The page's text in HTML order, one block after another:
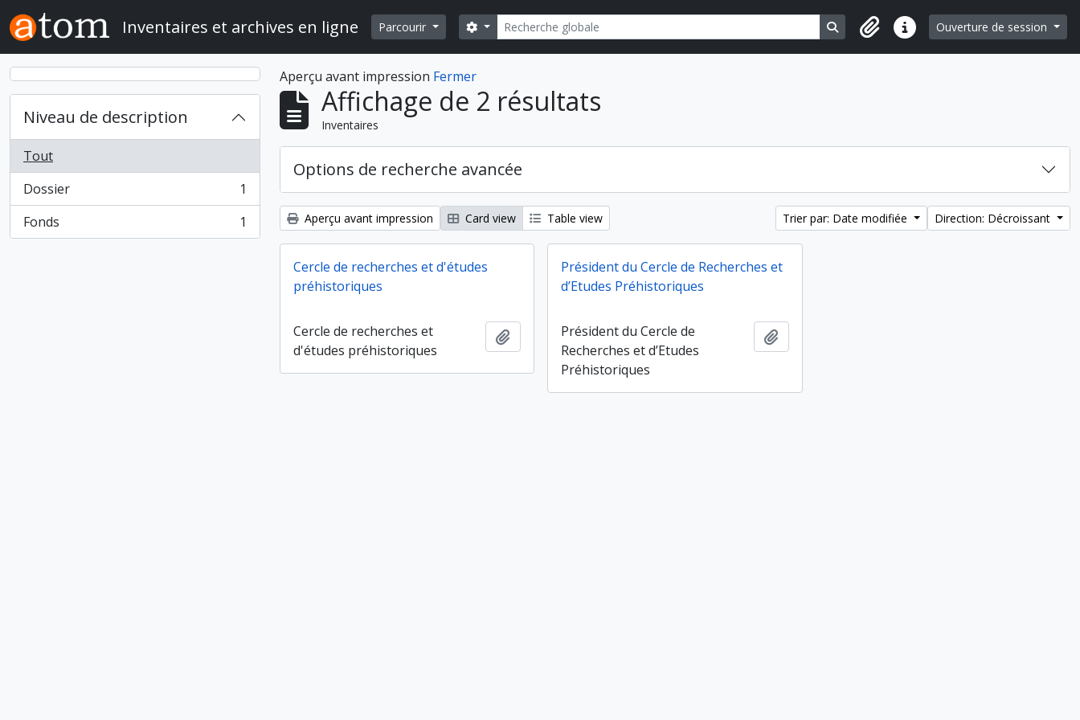
Skip to main content
Inventaires et archives en ligne Parcourir Rechercher
Search options Search in browse page
Liens rapidesOuverture de session
Niveau de description
Tout
Dossier
, 1 résultats
1
Fonds
, 1 résultats 1
Aperçu avant impression Fermer
Affichage de 2 résultats
Inventaires
Options de recherche avancée
Aperçu avant impression Card view Table view Trier par: Date modifiée Direction: Décroissant
Cercle de recherches et d'études
préhistoriques
Cercle de recherches et
d'études préhistoriques
Ajouter au presse-papier
Président du Cercle de Recherches et
d’Etudes Préhistoriques
Président du Cercle de
Recherches et d’Etudes
Préhistoriques
Ajouter au presse-papier